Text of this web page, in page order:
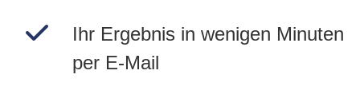
Ihr Ergebnis in wenigen Minuten
per E-Mail